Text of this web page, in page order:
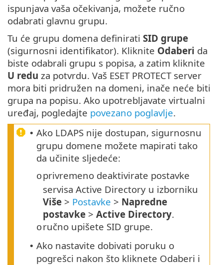
ispunjava vaša očekivanja, možete ručno
odabrati glavnu grupu.
Tu će grupu domena definirati SID grupe
(sigurnosni identifikator). Kliknite Odaberi da
biste odabrali grupu s popisa, a zatim kliknite
U redu za potvrdu. Vaš ESET PROTECT server
mora biti pridružen na domeni, inače neće biti
grupa na popisu. Ako upotrebljavate virtualni
uređaj, pogledajte povezano poglavlje.
• Ako LDAPS nije dostupan, sigurnosnu
grupu domene možete mapirati tako
da učinite sljedeće:
oprivremeno deaktivirate postavke
servisa Active Directory u izborniku
Više > Postavke > Napredne
postavke > Active Directory.
oručno upišete SID grupe.
• Ako nastavite dobivati poruku o
pogrešci nakon što kliknete Odaberi i